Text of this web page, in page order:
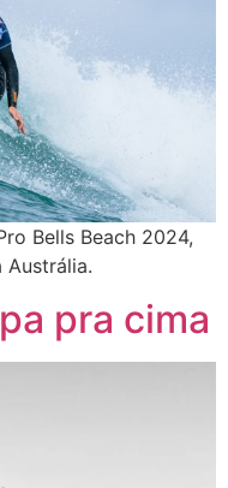
Bells Beach 2024,
Austrália.
pra cima